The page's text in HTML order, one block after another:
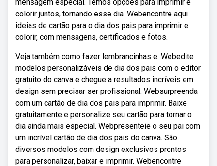
mensagem especial. Temos opções para imprimir e
colorir juntos, tornando esse dia. Webencontre aqui
ideias de cartão para o dia dos pais para imprimir e
colorir, com mensagens, certificados e fotos.
Veja também como fazer lembrancinhas e. Webedite
modelos personalizáveis de dia dos pais com o editor
gratuito do canva e chegue a resultados incríveis em
design sem precisar ser profissional. Websurpreenda
com um cartão de dia dos pais para imprimir. Baixe
gratuitamente e personalize seu cartão para tornar o
dia ainda mais especial. Webpresenteie o seu pai com
um incrível cartão de dia dos pais do canva. São
diversos modelos com design exclusivos prontos
para personalizar, baixar e imprimir. Webencontre